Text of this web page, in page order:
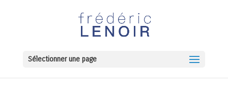
Sélectionner une page